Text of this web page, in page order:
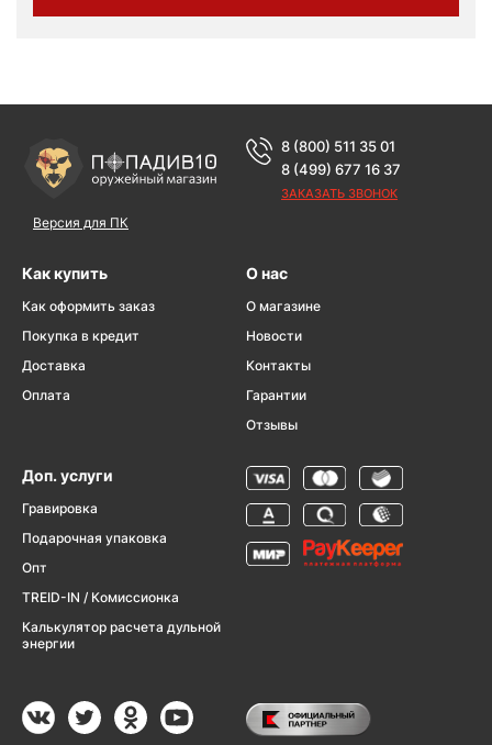
Версия для ПК
8 (800) 511 35 01
8 (499) 677 16 37
ЗАКАЗАТЬ ЗВОНОК
Как купить
Как оформить заказ
Покупка в кредит
Доставка
Оплата
О нас
О магазине
Новости
Контакты
Гарантии
Отзывы
Доп. услуги
Гравировка
Подарочная упаковка
Опт
TREID-IN / Комиссионка
Калькулятор расчета дульной
энергии